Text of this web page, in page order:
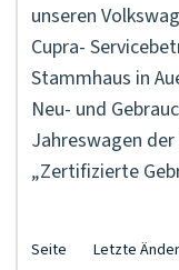
unseren
Cupra-
Stammhaus in
Neu- und
Jahreswagen
„Zertifizierte
Seite Letzte